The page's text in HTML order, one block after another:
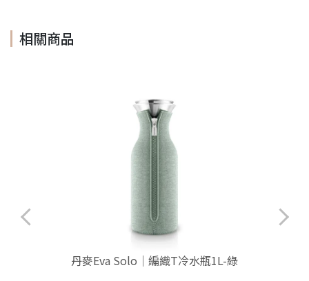
相關商品
丹麥Eva Solo│編織T冷水瓶1L-綠